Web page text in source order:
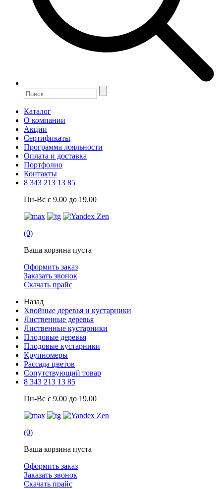
Каталог
О компании
Акции
Сертификаты
Программа лояльности
Оплата и доставка
Портфолио
Контакты
8 343 213 13 85
Пн-Вс с 9.00 до 19.00
(0)
Ваша корзина пуста
Оформить заказ
Заказать звонок
Скачать прайс
Назад
Хвойные деревья и кустарники
Лиственные деревья
Лиственные кустарники
Плодовые деревья
Плодовые кустарники
Крупномеры
Рассада цветов
Сопутствующий товар
8 343 213 13 85
Пн-Вс с 9.00 до 19.00
(0)
Ваша корзина пуста
Оформить заказ
Заказать звонок
Скачать прайс